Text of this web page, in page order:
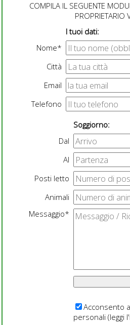
COMPILA IL SEGUENTE
PROPRIETARIO
I tuoi dati:
Nome*
Città
Email
Telefono
Soggiorno:
Dal
Al
Posti letto
Animali
Messaggio*
Acconsento
personali (leggi